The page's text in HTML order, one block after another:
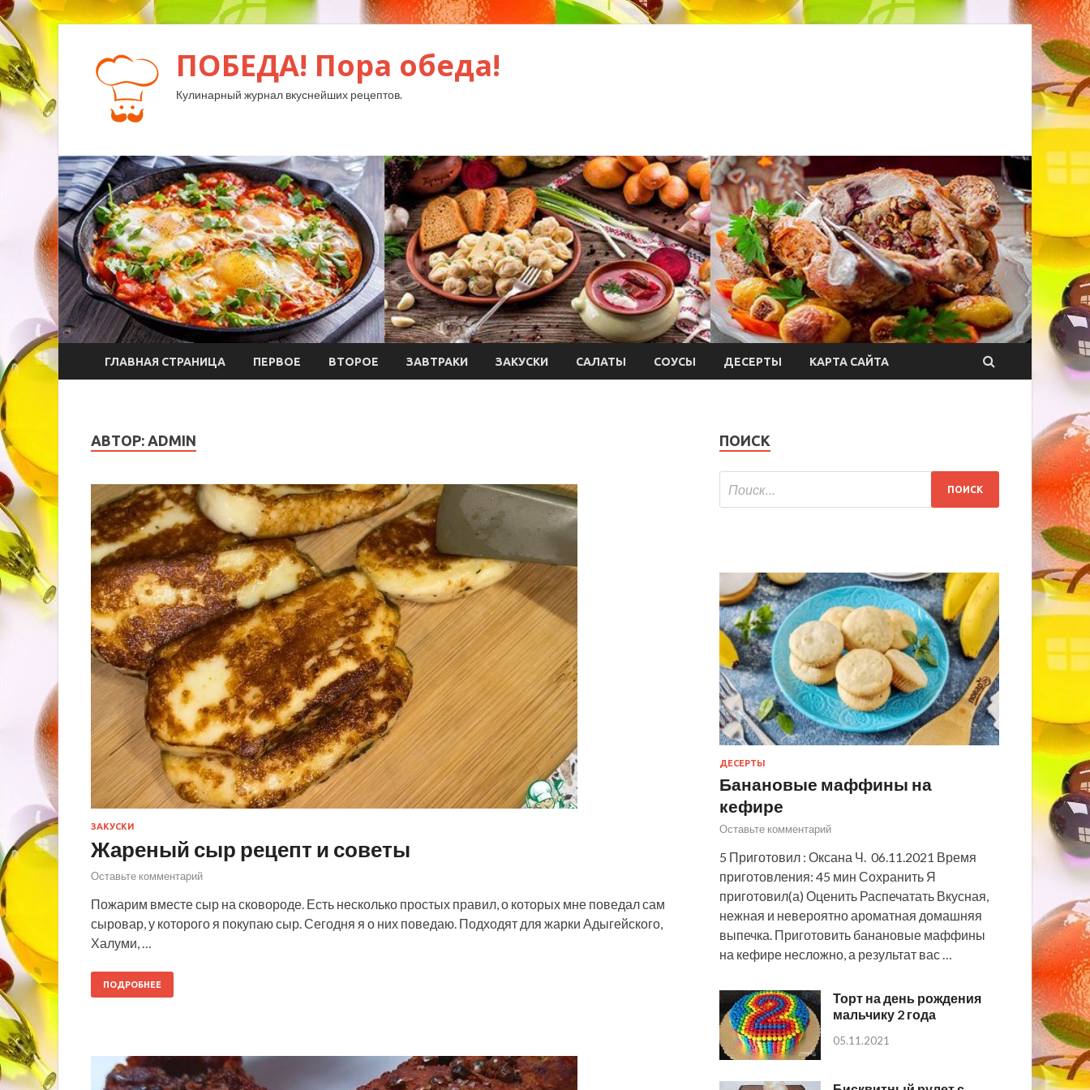
ПОБЕДА! Пора обеда!
Кулинарный журнал вкуснейших рецептов.
ГЛАВНАЯ СТРАНИЦА ПЕРВОЕ ВТОРОЕ ЗАВТРАКИ ЗАКУСКИ САЛАТЫ СОУСЫ ДЕСЕРТЫ КАРТА САЙТА
АВТОР: ADMIN
ЗАКУСКИ
Жареный сыр рецепт и советы
Оставьте комментарий
Пожарим вместе сыр на сковороде. Есть несколько простых правил, о которых мне поведал сам
сыровар, у которого я покупаю сыр. Сегодня я о них поведаю. Подходят для жарки Адыгейского,
Халуми, …
ПОДРОБНЕЕ
ПОИСК
ДЕСЕРТЫ
Банановые маффины на
кефире
Оставьте комментарий
5 Приготовил : Оксана Ч. 06.11.2021 Время
приготовления: 45 мин Сохранить Я
приготовил(а) Оценить Распечатать Вкусная,
нежная и невероятно ароматная домашняя
выпечка. Приготовить банановые маффины
на кефире несложно, а результат вас …
Торт на день рождения
мальчику 2 года
05.11.2021